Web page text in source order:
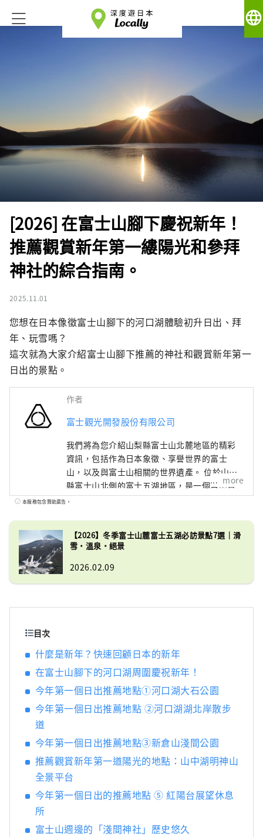
language
[2026] 在富士山腳下慶祝新年！
推薦觀賞新年第一縷陽光和參拜
神社的綜合指南。
2025.11.01
您想在日本像徵富士山腳下的河口湖體驗初升日出、拜
年、玩雪嗎？
這次就為大家介紹富士山腳下推薦的神社和觀賞新年第一
日出的景點。
作者
富士觀光開發股份有限公司
我們將為您介紹山梨縣富士山北麓地區的精彩
資訊，包括作為日本象徵、享譽世界的富士
山，以及與富士山相關的世界遺產。 位於山梨
縣富士山北側的富士五湖地區，是一個自然資
源豐富的區域，由本栖湖、精進湖、西湖、河
藝術的泉源」，包含了許多文化資產，例如北
口本宮富士淺間神社、河口淺間神社、富士御
室淺間神社，以及天然紀念物忍野八海等，部
可於新倉山淺間公園欣賞富士山、櫻花及忠靈
賞富士山與楓葉美景；冬季則可在 Fujiten
Snow Resort 一邊欣賞壯麗富士山，一邊享受
滑雪與單板滑雪樂趣。 近年來，在富士山壯闊
自然環境中進行健行、自行車與露營等戶外活
動的人數也逐漸增加。 本公司以富士山北麓河
口湖地區為據點，經營多項設施，包括利用富
Land」、使用富士山天然水釀造並享譽國際的
精釀啤酒「Fujizakura Heights Beer」、取自
富士山麓地下1,000公尺天然溫泉的「Fuji
Chobo no Yu Yurari Onsen」，以及可享受冬
季活動的「Fujiten Snow Resort」。 今後，我
傳遞四季變化中的富士山之美。
more
本服務包含贊助廣告。
【2026】冬季富士山麓富士五湖必訪景點7選｜滑
雪・溫泉・絕景
2026.02.09
目次
什麼是新年？快速回顧日本的新年
在富士山腳下的河口湖周圍慶祝新年！
今年第一個日出推薦地點①河口湖大石公園
今年第一個日出推薦地點 ②河口湖湖北岸散步
道
今年第一個日出推薦地點③新倉山淺間公園
推薦觀賞新年第一道陽光的地點：山中湖明神山
全景平台
今年第一個日出的推薦地點 ⑤ 紅陽台展望休息
所
富士山週邊的「淺間神社」歷史悠久